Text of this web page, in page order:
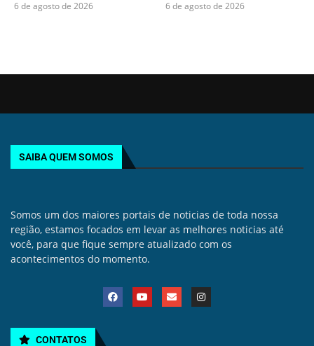
6 de agosto de 2026 6 de agosto de 2026
SAIBA QUEM SOMOS
Somos um dos maiores portais de noticias de toda nossa
região, estamos focados em levar as melhores noticias até
você, para que fique sempre atualizado com os
acontecimentos do momento.
CONTATOS